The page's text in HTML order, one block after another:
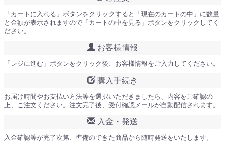
「カートに入れる」ボタンをクリックすると「現在のカートの中」に数量
と金額が表示されますので「カートの中を見る」ボタンをクリックしてく
ださい。
お客様情報
「レジに進む」ボタンをクリック後、お客様情報をご入力してください。
購入手続き
お届け時間やお支払い方法等を選択いただきましたら、内容をご確認の
上、ご注文ください。注文完了後、受付確認メールが自動配信されます。
入金・発送
入金確認等が完了次第、準備のできた商品から随時発送をいたします。